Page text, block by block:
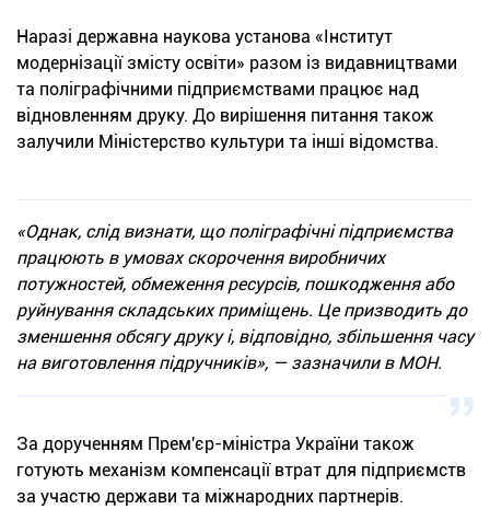
Наразі державна наукова установа «Інститут
модернізації змісту освіти» разом із видавництвами
та поліграфічними підприємствами працює над
відновленням друку. До вирішення питання також
залучили Міністерство культури та інші відомства.
«Однак, слід визнати, що поліграфічні підприємства
працюють в умовах скорочення виробничих
потужностей, обмеження ресурсів, пошкодження або
руйнування складських приміщень. Це призводить до
зменшення обсягу друку і, відповідно, збільшення часу
на виготовлення підручників», — зазначили в МОН.
За дорученням Прем'єр-міністра України також
готують механізм компенсації втрат для підприємств
за участю держави та міжнародних партнерів.